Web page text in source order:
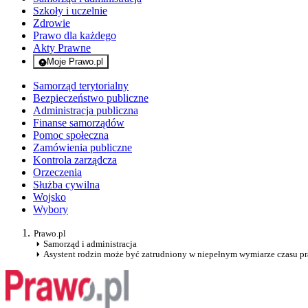
Szkoły i uczelnie
Zdrowie
Prawo dla każdego
Akty Prawne
Moje Prawo.pl
- rejestracja i logowanie do serwisu
Samorząd terytorialny
Bezpieczeństwo publiczne
Administracja publiczna
Finanse samorządów
Pomoc społeczna
Zamówienia publiczne
Kontrola zarządcza
Orzeczenia
Służba cywilna
Wojsko
Wybory
Prawo.pl
Samorząd i administracja
Asystent rodzin może być zatrudniony w niepełnym wymiarze czasu